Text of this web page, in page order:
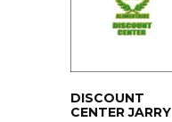
DISCOUNT
CENTER JARRY